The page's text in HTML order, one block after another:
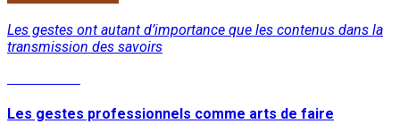
Les gestes ont autant d’importance que les contenus dans la
transmission des savoirs
Les gestes professionnels comme arts de faire